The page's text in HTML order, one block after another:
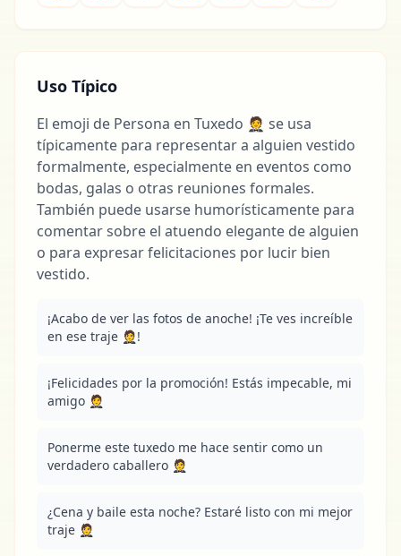
Uso Típico
El emoji de Persona en Tuxedo 🤵 se usa
típicamente para representar a alguien vestido
formalmente, especialmente en eventos como
bodas, galas o otras reuniones formales.
También puede usarse humorísticamente para
comentar sobre el atuendo elegante de alguien
o para expresar felicitaciones por lucir bien
vestido.
¡Acabo de ver las fotos de anoche! ¡Te ves increíble
en ese traje 🤵!
¡Felicidades por la promoción! Estás impecable, mi
amigo 🤵
Ponerme este tuxedo me hace sentir como un
verdadero caballero 🤵
¿Cena y baile esta noche? Estaré listo con mi mejor
traje 🤵